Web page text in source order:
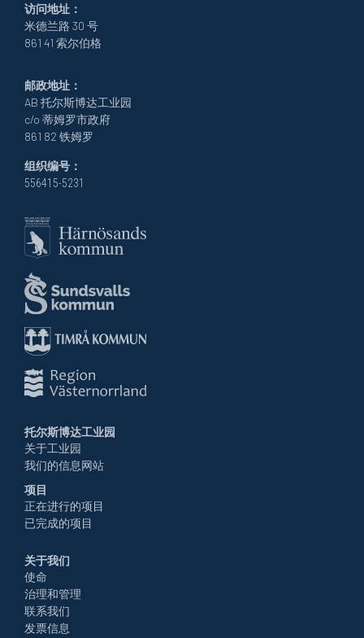
访问地址：
米德兰路 30 号
861 41 索尔伯格
邮政地址：
AB 托尔斯博达工业园
c/o 蒂姆罗市政府
861 82 铁姆罗
组织编号：
556415-5231
托尔斯博达工业园
关于工业园
我们的信息网站
项目
正在进行的项目
已完成的项目
关于我们
使命
治理和管理
联系我们
发票信息